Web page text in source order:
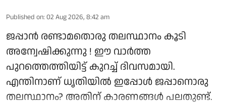
Published on: 02 Aug 2026, 8:42 am
ജപ്പാൻ രണ്ടാമതൊരു തലസ്ഥാനം കൂടി
അന്വേഷിക്കുന്നു ! ഈ വാർത്ത
പുറത്തെത്തിയിട്ട് കുറച്ച് ദിവസമായി.
എന്തിനാണ് ധൃതിയിൽ ഇപ്പോൾ ജപ്പാനൊരു
തലസ്ഥാനം? അതിന് കാരണങ്ങൾ പലതുണ്ട്.